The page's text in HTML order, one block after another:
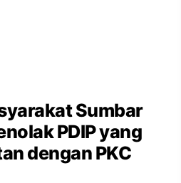
Sumbar
PDIP yang
dengan PKC